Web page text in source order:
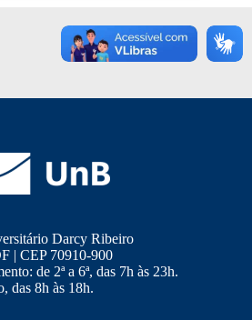
Darcy Ribeiro
| CEP 70910-900
de 2ª a 6ª, das 7h às 23h.
das 8h às 18h.